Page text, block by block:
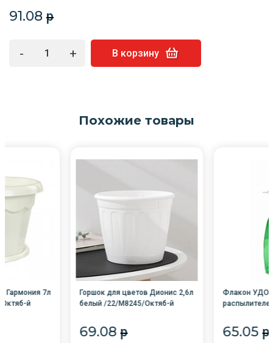
91.08 p
- + В корзину
Похожие товары
Гармония 7л
й
Горшок для цветов Дионис 2,6л
белый /22/М8245/Октяб-й
69.08 p
Флакон
65.05 p